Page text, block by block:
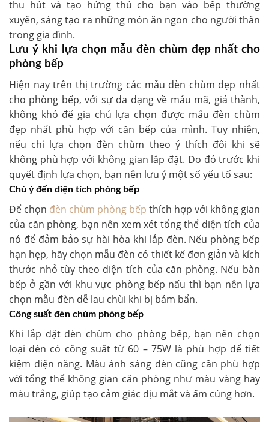
thu hút và tạo hứng thú cho bạn vào bếp thường
xuyên, sáng tạo ra những món ăn ngon cho người thân
trong gia đình.
Lưu ý khi lựa chọn mẫu đèn chùm đẹp nhất cho
phòng bếp
Hiện nay trên thị trường các mẫu đèn chùm đẹp nhất
cho phòng bếp, với sự đa dạng về mẫu mã, giá thành,
không khó để gia chủ lựa chọn được mẫu đèn chùm
đẹp nhất phù hợp với căn bếp của mình. Tuy nhiên,
nếu chỉ lựa chọn đèn chùm theo ý thích đôi khi sẽ
không phù hợp với không gian lắp đặt. Do đó trước khi
quyết định lựa chọn, bạn nên lưu ý một số yếu tố sau:
Chú ý đến diện tích phòng bếp
Để chọn đèn chùm phòng bếp thích hợp với không gian
của căn phòng, bạn nên xem xét tổng thể diện tích của
nó để đảm bảo sự hài hòa khi lắp đèn. Nếu phòng bếp
hạn hẹp, hãy chọn mẫu đèn có thiết kế đơn giản và kích
thước nhỏ tùy theo diện tích của căn phòng. Nếu bàn
bếp ở gần với khu vực phòng bếp nấu thì bạn nên lựa
chọn mẫu đèn dễ lau chùi khi bị bám bẩn.
Công suất đèn chùm phòng bếp
Khi lắp đặt đèn chùm cho phòng bếp, bạn nên chọn
loại đèn có công suất từ 60 – 75W là phù hợp để tiết
kiệm điện năng. Màu ánh sáng đèn cũng cần phù hợp
với tổng thể không gian căn phòng như màu vàng hay
màu trắng, giúp tạo cảm giác dịu mắt và ấm cúng hơn.